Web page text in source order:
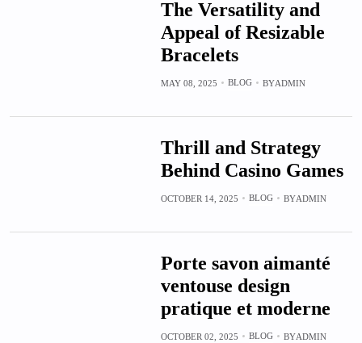
The Versatility and
Appeal of Resizable
Bracelets
MAY 08, 2025 BLOG BYADMIN
Thrill and Strategy
Behind Casino Games
OCTOBER 14, 2025 BLOG BYADMIN
Porte savon aimanté
ventouse design
pratique et moderne
OCTOBER 02, 2025 BLOG BYADMIN